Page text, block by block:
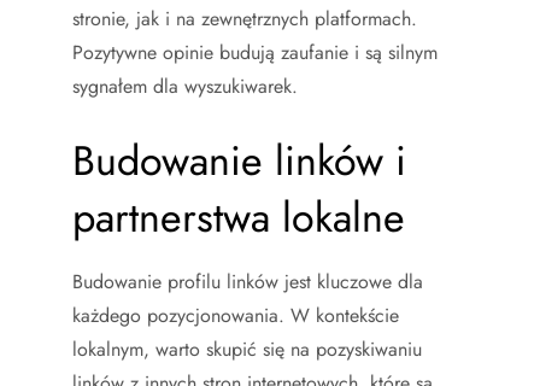
stronie, jak i na zewnętrznych platformach.
Pozytywne opinie budują zaufanie i są silnym
sygnałem dla wyszukiwarek.
Budowanie linków i
partnerstwa lokalne
Budowanie profilu linków jest kluczowe dla
każdego pozycjonowania. W kontekście
lokalnym, warto skupić się na pozyskiwaniu